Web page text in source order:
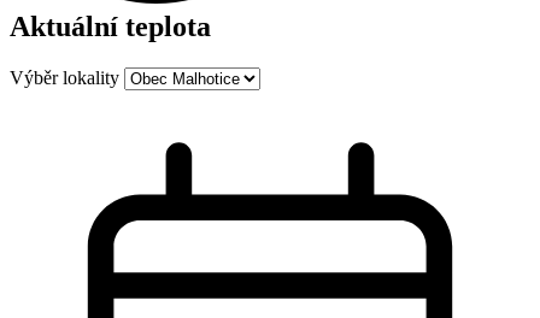
Aktuální teplota
Výběr lokality